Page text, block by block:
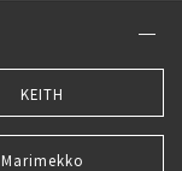
KEITH
Marimekko